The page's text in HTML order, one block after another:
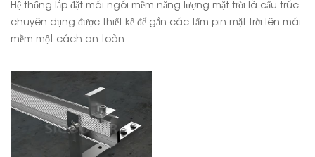
Hệ thống lắp đặt mái ngói mềm năng lượng mặt trời là cấu trúc
chuyên dụng được thiết kế để gắn các tấm pin mặt trời lên mái
mềm một cách an toàn.